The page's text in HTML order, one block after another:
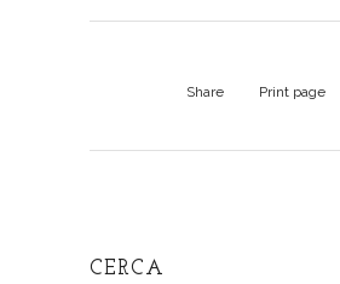
Share Print page
CERCA